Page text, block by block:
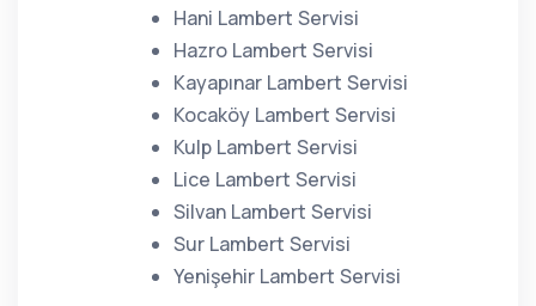
Hani Lambert Servisi
Hazro Lambert Servisi
Kayapınar Lambert Servisi
Kocaköy Lambert Servisi
Kulp Lambert Servisi
Lice Lambert Servisi
Silvan Lambert Servisi
Sur Lambert Servisi
Yenişehir Lambert Servisi